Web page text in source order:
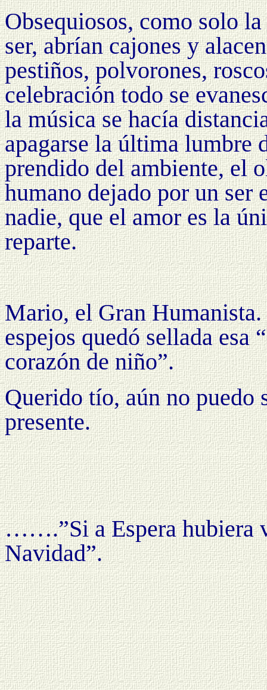
Obsequiosos, como solo
ser, abrían cajones y
pestiños, polvorones,
celebración todo se
la música se hacía
apagarse la última lumbre
prendido del ambiente, el
humano dejado por un ser
nadie, que el amor es la
reparte.
Mario, el Gran
espejos quedó sellada esa
corazón de niño”.
Querido tío, aún no puedo
presente.
…….”Si a Espera hubiera
Navidad”.